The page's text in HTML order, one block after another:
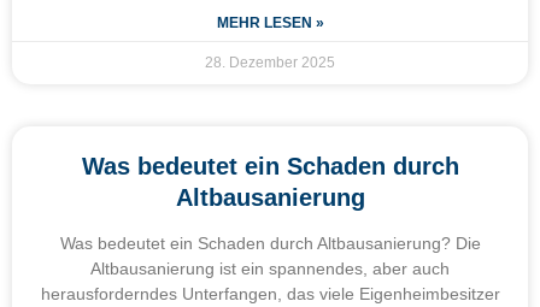
MEHR LESEN »
28. Dezember 2025
Was bedeutet ein Schaden durch
Altbausanierung
Was bedeutet ein Schaden durch Altbausanierung? Die
Altbausanierung ist ein spannendes, aber auch
herausforderndes Unterfangen, das viele Eigenheimbesitzer